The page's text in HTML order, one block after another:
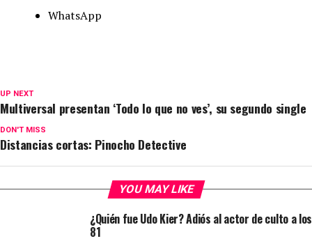
WhatsApp
UP NEXT
Multiversal presentan ‘Todo lo que no ves’, su segundo single
DON'T MISS
Distancias cortas: Pinocho Detective
YOU MAY LIKE
¿Quién fue Udo Kier? Adiós al actor de culto a los
81